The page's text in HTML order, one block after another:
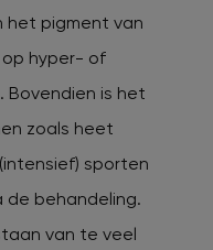
het pigment van
op hyper- of
is het
zoals heet
sporten
de behandeling.
van te veel